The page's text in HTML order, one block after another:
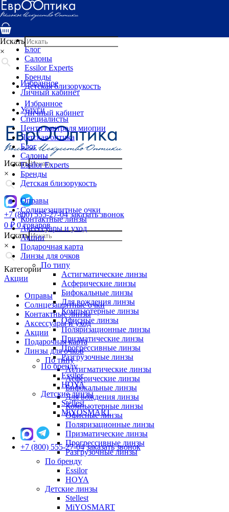
Услуги
Специалисты
Детская оптика
Блог
Салоны
Essilor Experts
Бренды
Детская близорукость
Избранное
Личный кабинет
Искать
×
+7 (800) 555-27-04 заказать звонок
0 ₽ 0 товаров
Искать
×
Категории
Акции
Оправы
Солнцезащитные очки
Контактные линзы
Аксессуары и уход
Акции
Подарочная карта
Линзы для очков
По типу
Астигматические линзы
Асферические линзы
Бифокальные линзы
Для вождения линзы
Компьютерные линзы
Офисные линзы
Поляризационные линзы
Призматические линзы
Прогрессивные линзы
Разгрузочные линзы
По бренду
Essilor
HOYA
Детские линзы
Stellest
MiYOSMART
Искать
×
Избранное
Личный кабинет
Услуги
Специалисты
Центр контроля миопии
Детская оптика
Блог
Салоны
Essilor Experts
Бренды
Детская близорукость
Оправы
Солнцезащитные очки
Контактные линзы
Аксессуары и уход
Акции
Подарочная карта
Линзы для очков
По типу
Астигматические линзы
Асферические линзы
Бифокальные линзы
Для вождения линзы
Компьютерные линзы
Офисные линзы
Поляризационные линзы
Призматические линзы
Прогрессивные линзы
Разгрузочные линзы
По бренду
Essilor
HOYA
Детские линзы
Stellest
MiYOSMART
+7 (800) 555-27-04 заказать звонок